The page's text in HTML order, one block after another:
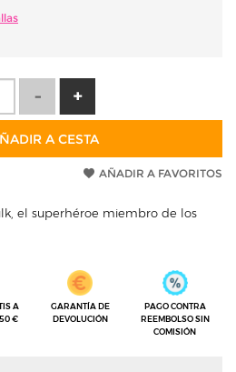
A CESTA
AÑADIR A FAVORITOS
el superhéroe miembro de los
A
€
GARANTÍA DE
DEVOLUCIÓN
PAGO CONTRA
REEMBOLSO SIN
COMISIÓN